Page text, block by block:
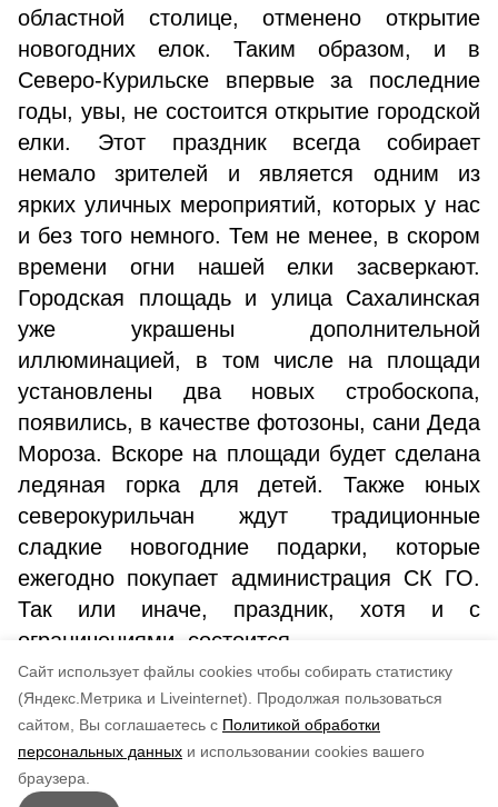
Cайт использует файлы cookies чтобы собирать статистику
(Яндекс.Метрика и Liveinternet).
Продолжая пользоваться
сайтом, Вы соглашаетесь с Политикой обработки
персональных данных и использовании cookies вашего
браузера.
областной столице, отменено открытие
новогодних елок. Таким образом, и в
Северо-Курильске впервые за последние
годы, увы, не состоится открытие городской
елки. Этот праздник всегда собирает
немало зрителей и является одним из
ярких уличных мероприятий, которых у нас
и без того немного. Тем не менее, в скором
времени огни нашей елки засверкают.
Городская площадь и улица Сахалинская
уже украшены дополнительной
иллюминацией, в том числе на площади
установлены два новых стробоскопа,
появились, в качестве фотозоны, сани Деда
Мороза. Вскоре на площади будет сделана
ледяная горка для детей. Также юных
северокурильчан ждут традиционные
сладкие новогодние подарки, которые
ежегодно покупает администрация СК ГО.
Так или иначе, праздник, хотя и с
ограничениями, состоится.
Авторы: Яна Бородина
по оценке
5